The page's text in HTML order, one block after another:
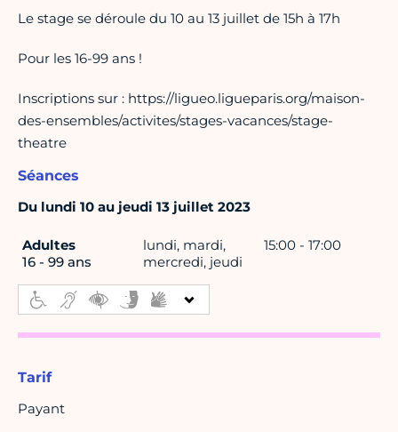
Le stage se déroule du 10 au 13 juillet de 15h à 17h
Pour les 16-99 ans !
Inscriptions sur : https://ligueo.ligueparis.org/maison-
des-ensembles/activites/stages-vacances/stage-
theatre
Séances
Du lundi 10 au jeudi 13 juillet 2023
Adultes
16 - 99 ans
lundi, mardi,
mercredi, jeudi
15:00 - 17:00
Tarif
Payant